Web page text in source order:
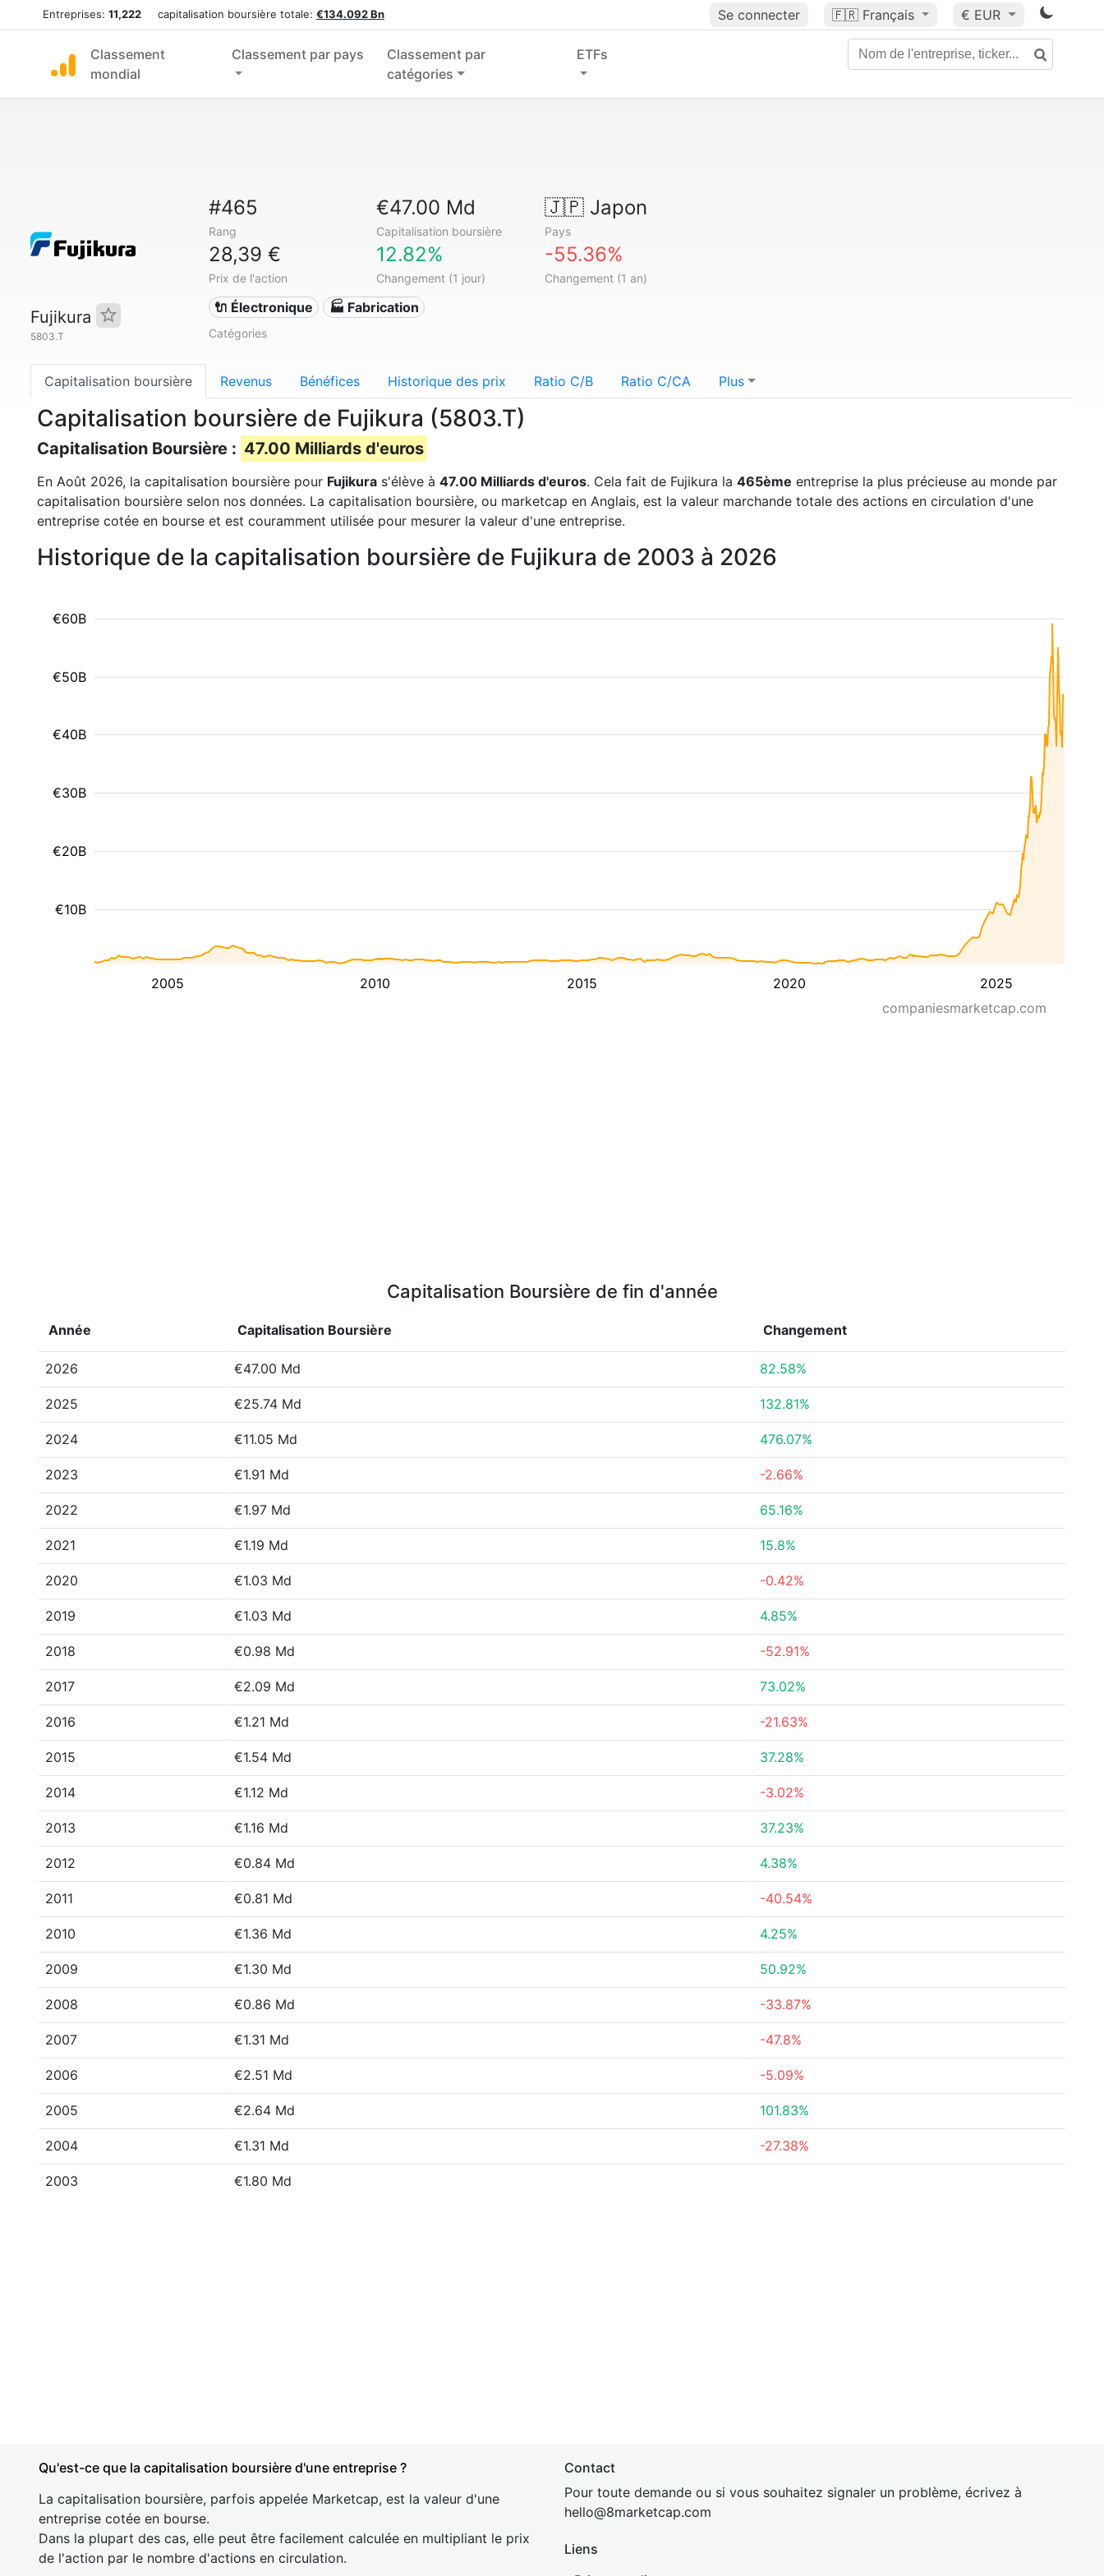
Entreprises: 11,222 capitalisation boursière totale: €134.092 Bn Se connecter 🇫🇷 Français € EUR
Classement
mondial
Classement par pays
Classement par
catégories
ETFs
Fujikura
5803.T
#465
Rang
€47.00 Md
Capitalisation boursière
🇯🇵Japon
Pays
28,39 €
Prix de l'action
12.82%
Changement (1 jour)
-55.36%
Changement (1 an)
🔌 Électronique 🏭 Fabrication
Catégories
Capitalisation boursière Revenus Bénéfices Historique des prix Ratio C/B Ratio C/CA Plus
Capitalisation boursière de Fujikura (5803.T)
Capitalisation Boursière : 47.00 Milliards d'euros
En Août 2026, la capitalisation boursière pour Fujikura s'élève à 47.00 Milliards d'euros. Cela fait de Fujikura la 465ème entreprise la plus précieuse au monde par
capitalisation boursière selon nos données. La capitalisation boursière, ou marketcap en Anglais, est la valeur marchande totale des actions en circulation d'une
entreprise cotée en bourse et est couramment utilisée pour mesurer la valeur d'une entreprise.
Historique de la capitalisation boursière de Fujikura de 2003 à 2026
2005 2010 2015 2020 2025
€10B
€20B
€30B
€40B
€50B
€60B
companiesmarketcap.com
Capitalisation Boursière de fin d'année
Année Capitalisation Boursière Changement
2026 €47.00 Md 82.58%
2025 €25.74 Md 132.81%
2024 €11.05 Md 476.07%
2023 €1.91 Md -2.66%
2022 €1.97 Md 65.16%
2021 €1.19 Md 15.8%
2020 €1.03 Md -0.42%
2019 €1.03 Md 4.85%
2018 €0.98 Md -52.91%
2017 €2.09 Md 73.02%
2016 €1.21 Md -21.63%
2015 €1.54 Md 37.28%
2014 €1.12 Md -3.02%
2013 €1.16 Md 37.23%
2012 €0.84 Md 4.38%
2011 €0.81 Md -40.54%
2010 €1.36 Md 4.25%
2009 €1.30 Md 50.92%
2008 €0.86 Md -33.87%
2007 €1.31 Md -47.8%
2006 €2.51 Md -5.09%
2005 €2.64 Md 101.83%
2004 €1.31 Md -27.38%
2003 €1.80 Md
Qu'est-ce que la capitalisation boursière d'une entreprise ?
La capitalisation boursière, parfois appelée Marketcap, est la valeur d'une
entreprise cotée en bourse.
Dans la plupart des cas, elle peut être facilement calculée en multipliant le prix
de l'action par le nombre d'actions en circulation.
Contact
Pour toute demande ou si vous souhaitez signaler un problème, écrivez à
hello@8marketcap.com
Liens